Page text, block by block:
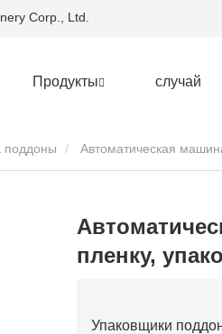
Corp., Ltd.
Продукты случай
поддоны
пленку,
Упаковщики